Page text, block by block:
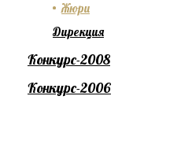
Жюри
Дирекция
Конкурс-2008
Конкурс-2006